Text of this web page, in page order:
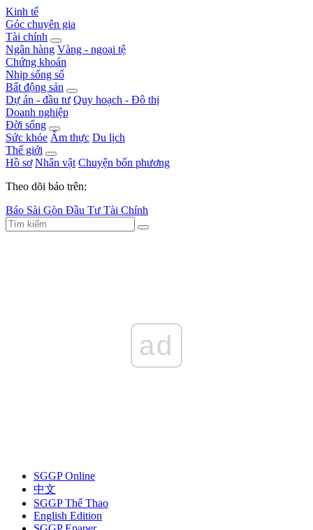
Kinh tế
Góc chuyên gia
Tài chính
Ngân hàng Vàng - ngoại tệ
Chứng khoán
Nhịp sống số
Bất động sản
Dự án - đầu tư Quy hoạch - Đô thị
Doanh nghiệp
Đời sống
Sức khỏe Ẩm thực Du lịch
Thế giới
Hồ sơ Nhân vật Chuyện bốn phương
Theo dõi báo trên:
Báo Sài Gòn Đầu Tư Tài Chính
ad
SGGP Online
中文
SGGP Thể Thao
English Edition